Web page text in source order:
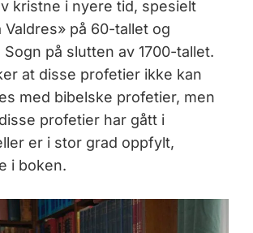
kristne i nyere tid, spesielt
Valdres» på 60-tallet og
på slutten av 1700-tallet.
at disse profetier ikke kan
med bibelske profetier, men
profetier har gått i
er i stor grad oppfylt,
i boken.